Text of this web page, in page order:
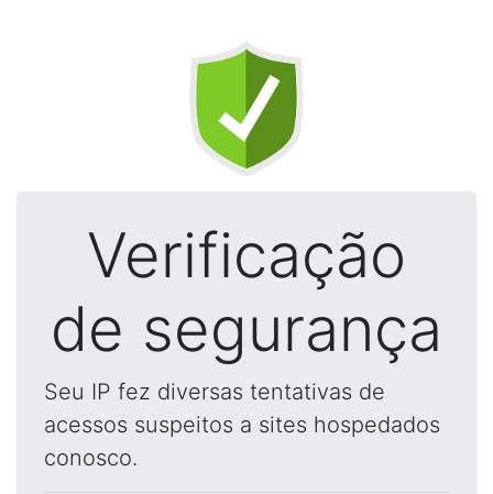
Verificação
de segurança
Seu IP fez diversas tentativas de
acessos suspeitos a sites hospedados
conosco.